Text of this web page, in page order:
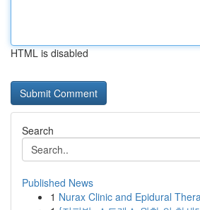
HTML is disabled
Search
Published News
1 Nurax Clinic and Epidural